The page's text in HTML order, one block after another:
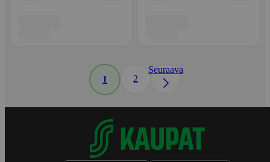
1 2
Seuraava